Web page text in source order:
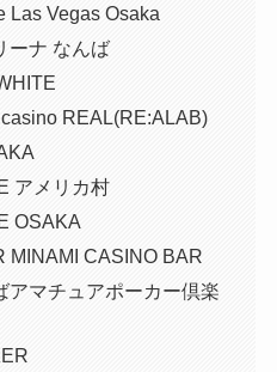
Vegas Osaka
ナ なんば
REAL(RE:ALAB)
アメリカ村
OSAKA
CASINO BAR
マチュアポーカー倶楽